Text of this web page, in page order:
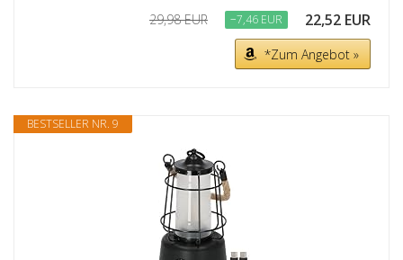
29,98 EUR −7,46 EUR 22,52 EUR
*Zum Angebot »
BESTSELLER NR. 9